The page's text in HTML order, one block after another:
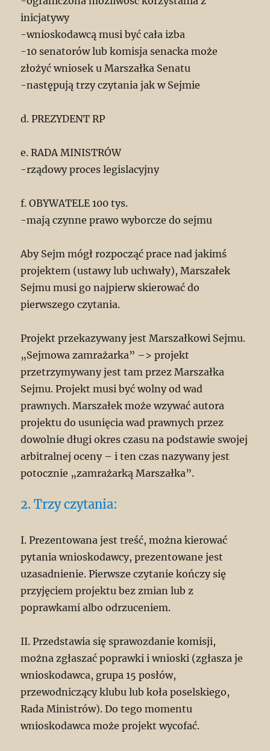
inicjatywy
-wnioskodawcą musi być cała izba
-10 senatorów lub komisja senacka może
złożyć wniosek u Marszałka Senatu
-następują trzy czytania jak w Sejmie
d. PREZYDENT RP
e. RADA MINISTRÓW
-rządowy proces legislacyjny
f. OBYWATELE 100 tys.
-mają czynne prawo wyborcze do sejmu
Aby Sejm mógł rozpocząć prace nad jakimś
projektem (ustawy lub uchwały), Marszałek
Sejmu musi go najpierw skierować do
pierwszego czytania.
Projekt przekazywany jest Marszałkowi Sejmu.
„Sejmowa zamrażarka” –> projekt
przetrzymywany jest tam przez Marszałka
Sejmu. Projekt musi być wolny od wad
prawnych. Marszałek może wzywać autora
projektu do usunięcia wad prawnych przez
dowolnie długi okres czasu na podstawie swojej
arbitralnej oceny – i ten czas nazywany jest
potocznie „zamrażarką Marszałka”.
2. Trzy czytania:
I. Prezentowana jest treść, można kierować
pytania wnioskodawcy, prezentowane jest
uzasadnienie. Pierwsze czytanie kończy się
przyjęciem projektu bez zmian lub z
poprawkami albo odrzuceniem.
II. Przedstawia się sprawozdanie komisji,
można zgłaszać poprawki i wnioski (zgłasza je
wnioskodawca, grupa 15 posłów,
przewodniczący klubu lub koła poselskiego,
Rada Ministrów). Do tego momentu
wnioskodawca może projekt wycofać.